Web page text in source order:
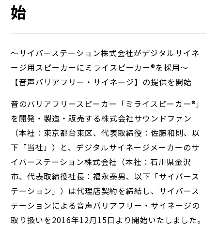
始
〜サイバーステーション株式会社がデジタルサイネ
ージ用スピーカーにミライスピーカー®を採用〜
【音声バリアフリー・サイネージ】の提供を開始
音のバリアフリースピーカー「ミライスピーカー®︎」
を開発・製造・販売する株式会社サウンドファン
（本社：東京都台東区、代表取締役：佐藤和則、以
下「当社」）と、デジタルサイネージメーカーのサ
イバーステーション株式会社（本社：石川県金沢
市、代表取締役社長：福永泰男、以下「サイバース
テーション」）は代理店契約を締結し、サイバース
テーションによる音声バリアフリー・サイネージの
取り扱いを2016年12月15日より開始いたしました。